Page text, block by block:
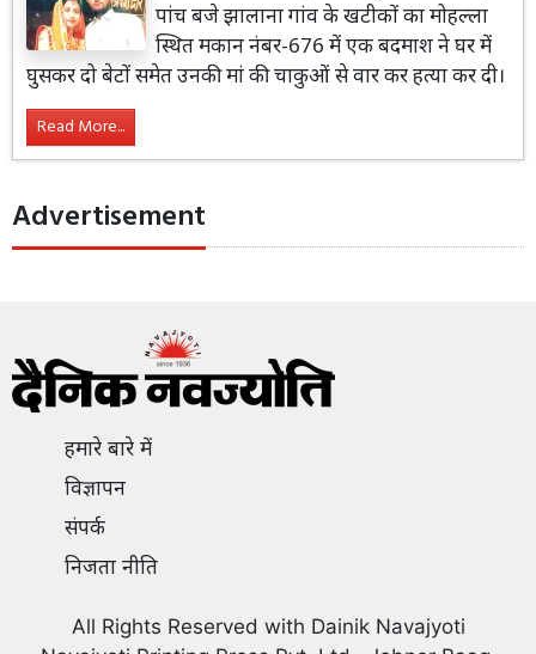
पांच बजे झालाना गांव के खटीकों का मोहल्ला
स्थित मकान नंबर-676 में एक बदमाश ने घर में
घुसकर दो बेटों समेत उनकी मां की चाकुओं से वार कर हत्या कर दी।
Read More...
Advertisement
हमारे बारे में
विज्ञापन
संपर्क
निजता नीति
All Rights Reserved with Dainik Navajyoti